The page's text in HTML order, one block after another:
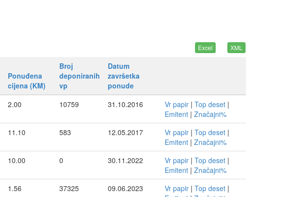
Ponuđena
cijena (KM)
Broj
deponiranih
vp
Datum
završetka
ponude
2.00 10759 31.10.2016 Vr papir | Top deset |
Emitent | Značajni%
11.10 583 12.05.2017 Vr papir | Top deset |
Emitent | Značajni%
10.00 0 30.11.2022 Vr papir | Top deset |
Emitent | Značajni%
1.56 37325 09.06.2023 Vr papir | Top deset |